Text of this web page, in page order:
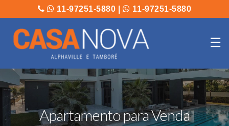
11-97251-5880 11-97251-5880
☰
Apartamento para Venda